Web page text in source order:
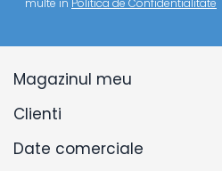
Magazinul meu
Clienti
Date comerciale